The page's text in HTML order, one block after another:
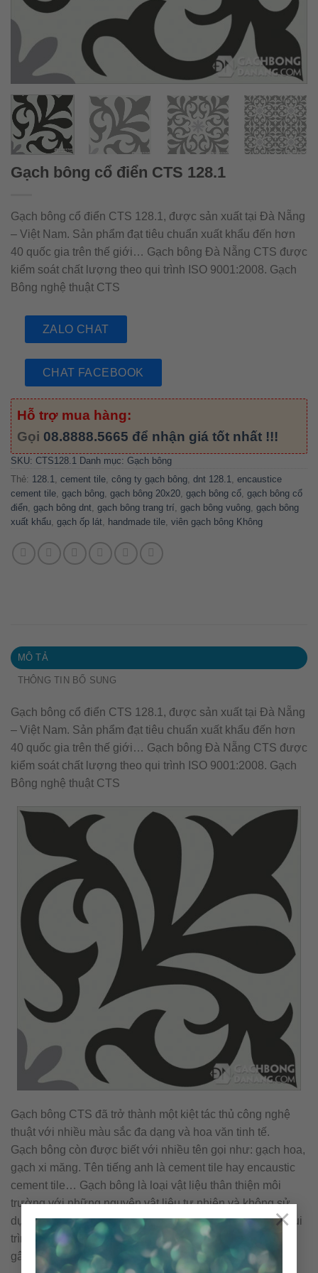
×
Gạch bông cổ điển CTS 128.1
Gạch bông cổ điển CTS 128.1, được sản xuất tại Đà Nẵng
– Việt Nam. Sản phẩm đạt tiêu chuẩn xuất khẩu đến hơn
40 quốc gia trên thế giới… Gạch bông Đà Nẵng CTS được
kiểm soát chất lượng theo qui trình ISO 9001:2008. Gạch
Bông nghệ thuật CTS
ZALO CHAT
CHAT FACEBOOK
Hỗ trợ mua hàng:
Gọi 08.8888.5665 để nhận giá tốt nhất !!!
SKU: CTS128.1 Danh mục: Gạch bông
Thẻ: 128.1 cement tile công ty gạch bông dnt 128.1
encaustice
cement tile gạch bông gạch bông 20x20 gạch bông cổ gạch bông cổ
điển gạch bông dnt gạch bông trang trí gạch bông vuông gạch bông
xuất khẩu gạch ốp lát handmade tile viên gạch bông Không
MÔ TẢ
THÔNG TIN BỔ SUNG
Gạch bông cổ điển CTS 128.1, được sản xuất tại Đà Nẵng
– Việt Nam. Sản phẩm đạt tiêu chuẩn xuất khẩu đến hơn
40 quốc gia trên thế giới… Gạch bông Đà Nẵng CTS được
kiểm soát chất lượng theo qui trình ISO 9001:2008. Gạch
Bông nghệ thuật CTS
Gạch bông CTS đã trở thành một kiệt tác thủ công nghệ
thuật với nhiều màu sắc đa dạng và hoa văn tinh tế.
Gạch bông còn được biết với nhiều tên gọi như: gạch hoa,
gạch xi măng. Tên tiếng anh là cement tile hay encaustic
cement tile… Gạch bông là loại vật liệu thân thiện môi
trường với những nguyên vật liệu tự nhiên và không sử
dụng nhiên liệu đốt trong quá trình sản xuất. Cấu tạo & qui
trình nên viên gạch bông được sản xuất thủ công không
gây ra ô nhiễm môi trường.